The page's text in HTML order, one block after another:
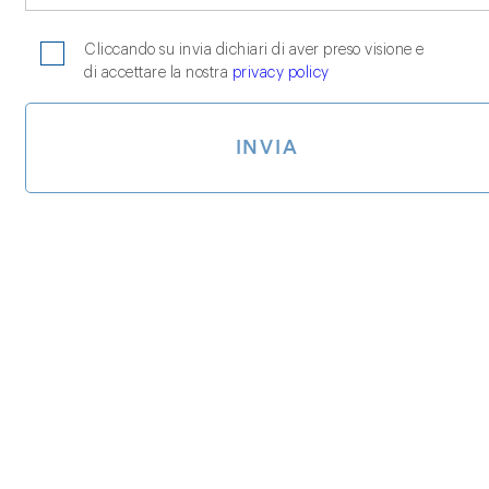
Cliccando su invia dichiari di aver preso visione e
di accettare la nostra privacy policy